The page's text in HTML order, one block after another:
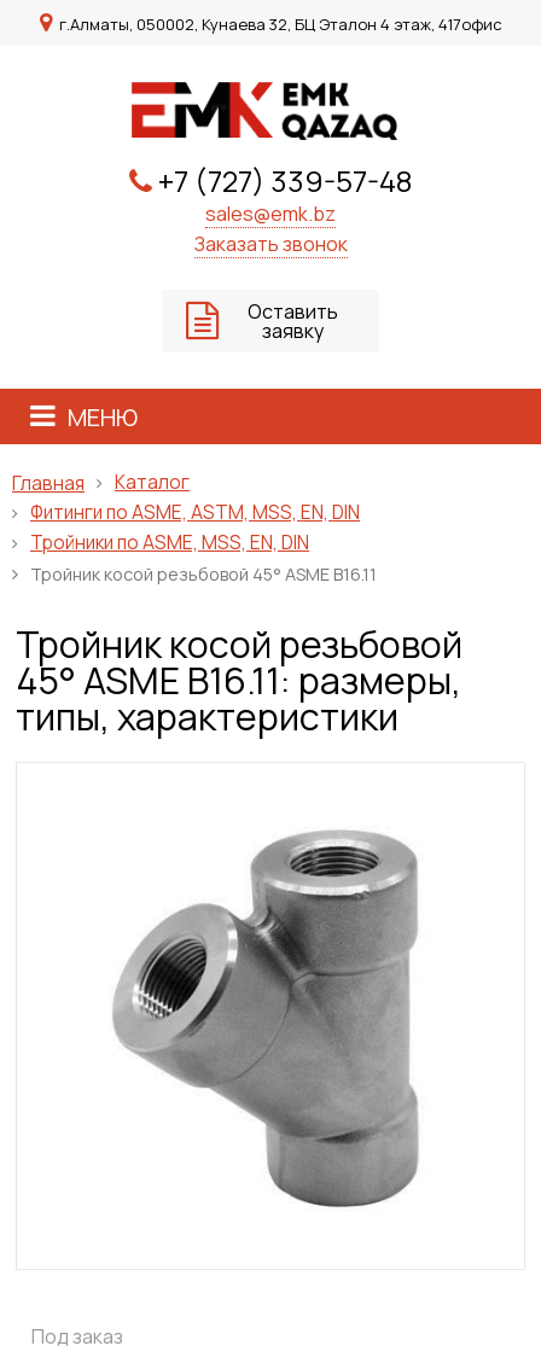
г.Алматы, 050002, Кунаева 32, БЦ Эталон 4 этаж, 417офис
+7 (727) 339-57-48
sales@emk.bz
Заказать звонок
Оставить
заявку
МЕНЮ
Главная
Каталог
Фитинги по ASME, ASTM, MSS, EN, DIN
Тройники по ASME, MSS, EN, DIN
Тройник косой резьбовой 45° ASME B16.11
Тройник косой резьбовой
45° ASME B16.11: размеры,
типы, характеристики
Под заказ